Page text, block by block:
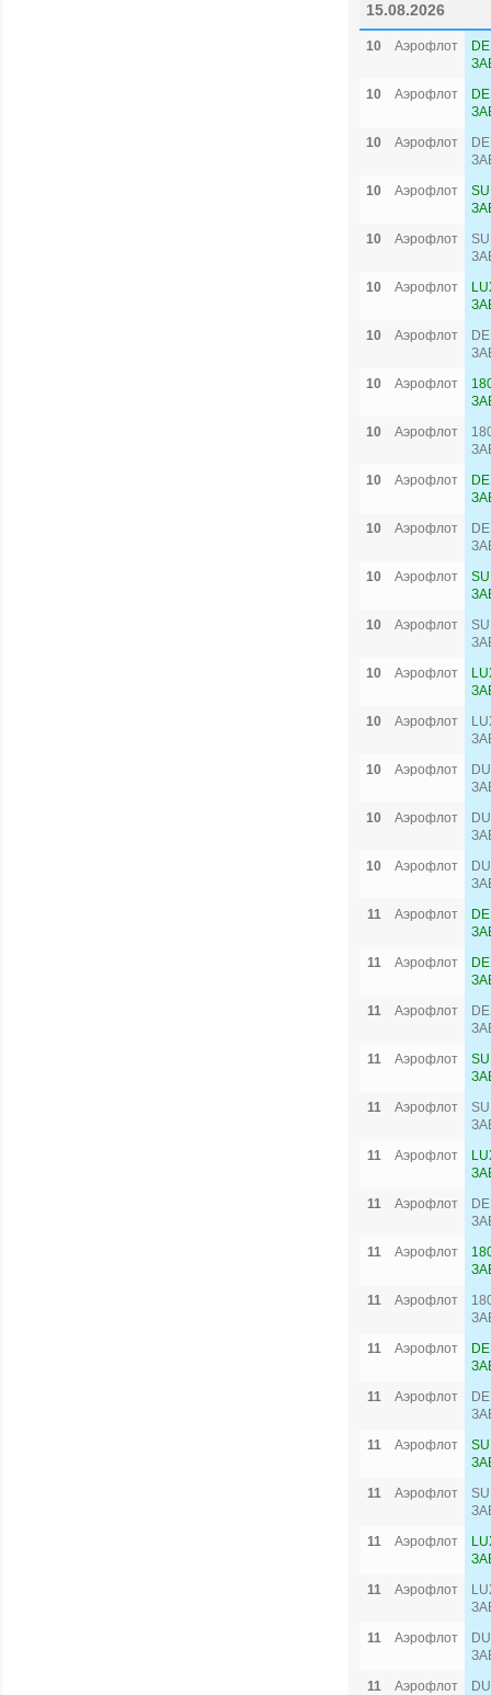
15.08.2026
10 Аэрофлот
10
Аэрофлот
10
Аэрофлот
10
Аэрофлот
10
Аэрофлот
10
Аэрофлот
10
Аэрофлот
10
Аэрофлот
10
Аэрофлот
10
Аэрофлот
10
Аэрофлот
10
Аэрофлот
10
Аэрофлот
10
Аэрофлот
10
Аэрофлот
10
Аэрофлот
10
Аэрофлот
10
Аэрофлот
11
Аэрофлот
11
Аэрофлот
11
Аэрофлот
11
Аэрофлот
11
Аэрофлот
11
Аэрофлот
11
Аэрофлот
11
Аэрофлот
11
Аэрофлот
11
Аэрофлот
11
Аэрофлот
11
Аэрофлот
11
Аэрофлот
11
Аэрофлот
11
Аэрофлот
11
Аэрофлот
11
Аэрофлот